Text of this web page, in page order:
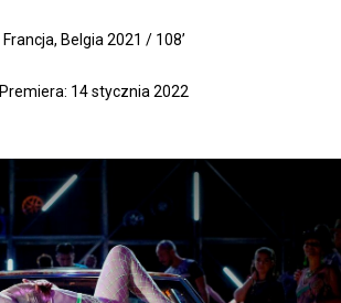
Francja, Belgia 2021 / 108’
Premiera: 14 stycznia 2022